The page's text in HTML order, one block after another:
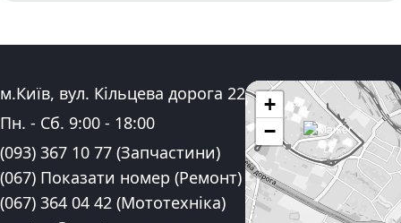
Адреса:
м.Київ, вул. Кільцева дорога 22
Графік роботи:
Пн. - Сб. 9:00 - 18:00
Контактні номера телефону:
(093) 367 10 77 (Запчастини)
(067) Показати номер (Ремонт)
(067) 364 04 42 (Мототехніка)
+
−